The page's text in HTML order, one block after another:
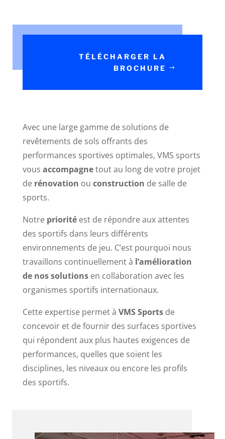
TÉLÉCHARGER LA
BROCHURE
Avec une large gamme de solutions de
revêtements de sols offrants des
performances sportives optimales, VMS sports
vous accompagnetout au long de votre projet
de rénovation ou construction de salle de
sports.
Notre prioritéest de répondre aux attentes
des sportifs dans leurs différents
environnements de jeu. C’est pourquoi nous
travaillons continuellement à l’amélioration
de nos solutionsen collaboration avec les
organismes sportifs internationaux.
Cette expertise permet à VMS Sportsde
concevoir et de fournir des surfaces sportives
qui répondent aux plus hautes exigences de
performances, quelles que soient les
disciplines, les niveaux ou encore les profils
des sportifs.